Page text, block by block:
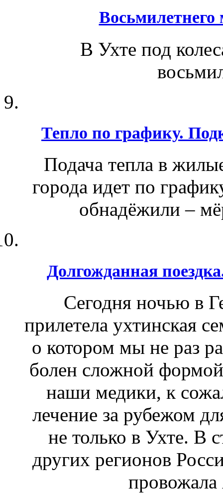
В Ухте под
Тепло по графику.
Подача тепла в
города идет по
обнадёжили –
Долгожданная
Сегодня ночью в
прилетела ухтинская
о котором мы не раз
болен сложной
наши медики, к
лечение за рубежом
не только в Ухте. В
других регионов
провожала